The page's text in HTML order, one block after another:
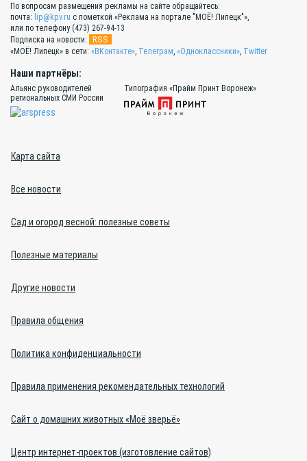
По вопросам размещения рекламы на сайте обращайтесь:
почта: lip@kpv.ru с пометкой «Реклама на портале "МОЁ! Липецк"»,
или по телефону (473) 267-94-13
Подписка на новости:
RSS
«МОЁ! Липецк» в сети: «ВКонтакте» Телеграм «Одноклассники» Twitter
Наши партнёры:
Альянс руководителей
региональных СМИ России
Типография «Прайм Принт Воронеж»
Карта сайта
Все новости
Сад и огород весной: полезные советы
Полезные материалы
Другие новости
Правила общения
Политика конфиденциальности
Правила применения рекомендательных технологий
Сайт о домашних животных «Моё зверьё»
Центр интернет-проектов (изготовление сайтов)